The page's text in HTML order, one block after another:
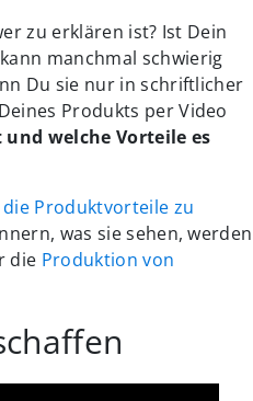
zu erklären ist? Ist Dein
manchmal schwierig
Du sie nur in schriftlicher
Produkts per Video
welche Vorteile es
Produktvorteile zu
was sie sehen, werden
die Produktion von